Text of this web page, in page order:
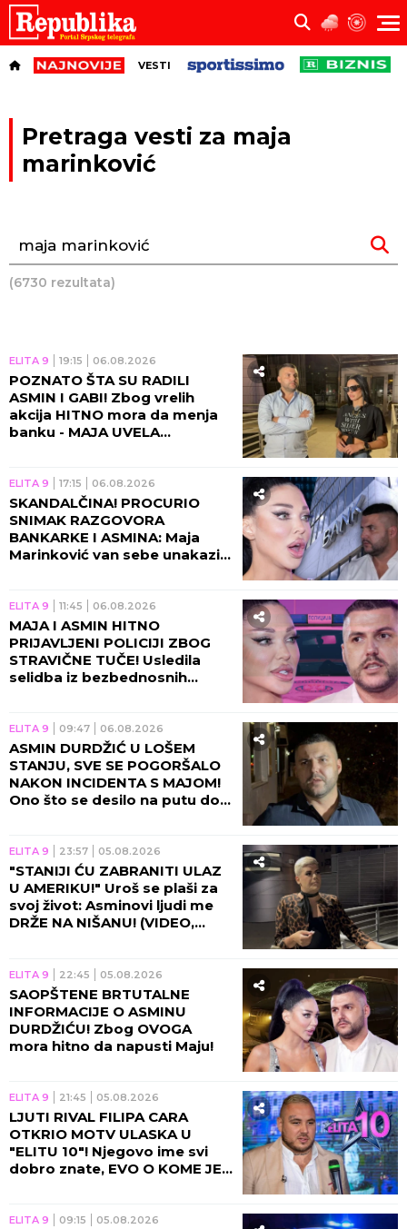
VESTI
Pretraga vesti za maja
marinković
(6730 rezultata)
ELITA 9 19:15 06.08.2026
POZNATO ŠTA SU RADILI
ASMIN I GABI! Zbog vrelih
akcija HITNO mora da menja
banku - MAJA UVELA
ELITA 9 17:15 06.08.2026
SKANDALČINA! PROCURIO
SNIMAK RAZGOVORA
BANKARKE I ASMINA: Maja
Marinković van sebe unakazila
ELITA 9 11:45 06.08.2026
MAJA I ASMIN HITNO
PRIJAVLJENI POLICIJI ZBOG
STRAVIČNE TUČE! Usledila
selidba iz bezbednosnih
ELITA 9 09:47 06.08.2026
ASMIN DURDŽIĆ U LOŠEM
STANJU, SVE SE POGORŠALO
NAKON INCIDENTA S MAJOM!
Ono što se desilo na putu do
ELITA 9 23:57 05.08.2026
"STANIJI ĆU ZABRANITI ULAZ
U AMERIKU!" Uroš se plaši za
svoj život: Asminovi ljudi me
DRŽE NA NIŠANU! (VIDEO,
ELITA 9 22:45 05.08.2026
SAOPŠTENE BRTUTALNE
INFORMACIJE O ASMINU
DURDŽIĆU! Zbog OVOGA
mora hitno da napusti Maju!
ELITA 9 21:45 05.08.2026
LJUTI RIVAL FILIPA CARA
OTKRIO MOTV ULASKA U
"ELITU 10"! Njegovo ime svi
dobro znate, EVO O KOME JE
ELITA 9 09:15 05.08.2026